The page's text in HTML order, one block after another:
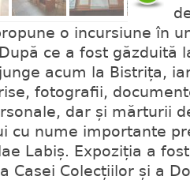
o incursiune în
ce a fost găzduită
acum la Bistrița,
fotografii,
dar și mărturii
cu nume importante
Labiș. Expoziția a
Casei Colecțiilor și a